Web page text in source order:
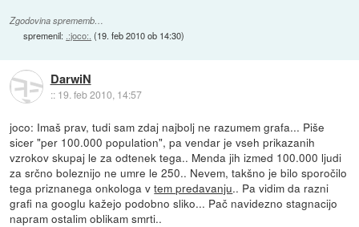
Zgodovina sprememb…
spremenil: .:joco:. (19. feb 2010 ob 14:30)
DarwiN
:: 19. feb 2010, 14:57
joco: Imaš prav, tudi sam zdaj najbolj ne razumem grafa... Piše
sicer "per 100.000 population", pa vendar je vseh prikazanih
vzrokov skupaj le za odtenek tega.. Menda jih izmed 100.000 ljudi
za srčno boleznijo ne umre le 250.. Nevem, takšno je bilo sporočilo
tega priznanega onkologa vtem predavanju.. Pa vidim da razni
grafi na googlu kažejo podobno sliko... Pač navidezno stagnacijo
napram ostalim oblikam smrti..